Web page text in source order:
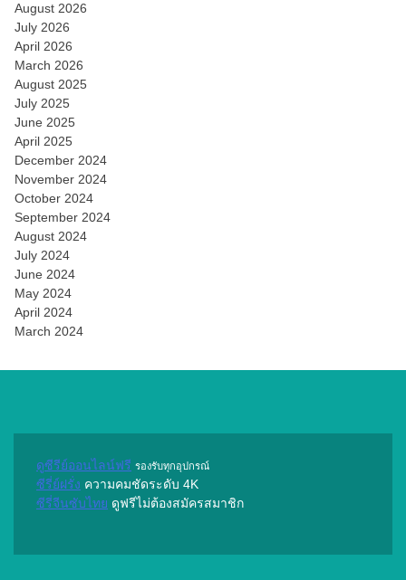
August 2026
July 2026
April 2026
March 2026
August 2025
July 2025
June 2025
April 2025
December 2024
November 2024
October 2024
September 2024
August 2024
July 2024
June 2024
May 2024
April 2024
March 2024
ดูซีรีย์ออนไลน์ฟรี รองรับทุกอุปกรณ์
ซีรี่ย์ฝรั่ง ความคมชัดระดับ 4K
ซีรี่จีนซับไทย ดูฟรีไม่ต้องสมัครสมาชิก